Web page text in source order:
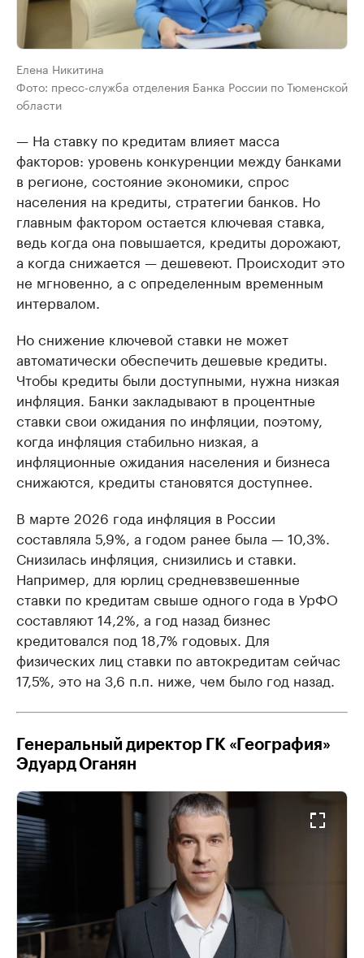
Елена Никитина
Фото: пресс-служба отделения Банка России по Тюменской
области
— На ставку по кредитам влияет масса
факторов: уровень конкуренции между банками
в регионе, состояние экономики, спрос
населения на кредиты, стратегии банков. Но
главным фактором остается ключевая ставка,
ведь когда она повышается, кредиты дорожают,
а когда снижается — дешевеют. Происходит это
не мгновенно, а с определенным временным
интервалом.
Но снижение ключевой ставки не может
автоматически обеспечить дешевые кредиты.
Чтобы кредиты были доступными, нужна низкая
инфляция. Банки закладывают в процентные
ставки свои ожидания по инфляции, поэтому,
когда инфляция стабильно низкая, а
инфляционные ожидания населения и бизнеса
снижаются, кредиты становятся доступнее.
В марте 2026 года инфляция в России
составляла 5,9%, а годом ранее была — 10,3%.
Снизилась инфляция, снизились и ставки.
Например, для юрлиц средневзвешенные
ставки по кредитам свыше одного года в УрФО
составляют 14,2%, а год назад бизнес
кредитовался под 18,7% годовых. Для
физических лиц ставки по автокредитам сейчас
17,5%, это на 3,6 п.п. ниже, чем было год назад.
Генеральный директор ГК «География»
Эдуард Оганян